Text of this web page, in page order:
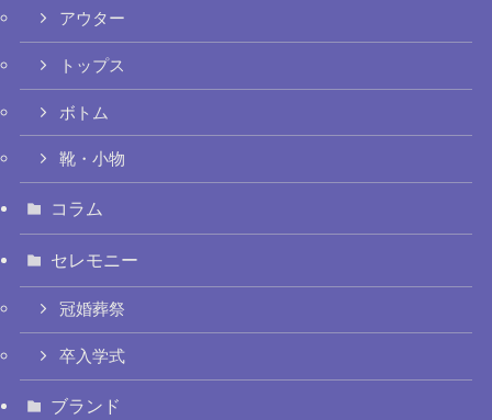
アウター
トップス
ボトム
靴・小物
コラム
セレモニー
冠婚葬祭
卒入学式
ブランド